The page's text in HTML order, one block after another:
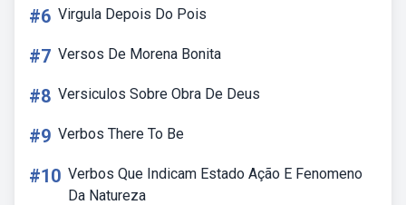
#6 Virgula Depois Do Pois
#7 Versos De Morena Bonita
#8 Versiculos Sobre Obra De Deus
#9 Verbos There To Be
#10 Verbos Que Indicam Estado Ação E Fenomeno
Da Natureza